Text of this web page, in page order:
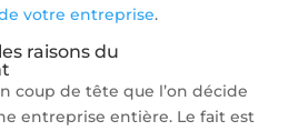
votre entreprise.
raisons du
coup de tête que l’on décide
entreprise entière. Le fait est